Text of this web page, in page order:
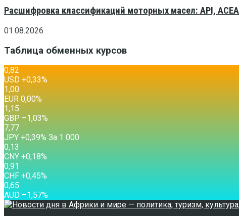
Расшифровка классификаций моторных масел: API,
01.08.2026
Таблица обменных курсов
0,82
USD +0,33%
1,00
EUR 0,00%
1,15
GBP –1,03%
7,77
JPY +0,39% За 1 000
0,13
CNY +0,18%
0,91
CHF +0,45%
0,65
AUD –1,57%